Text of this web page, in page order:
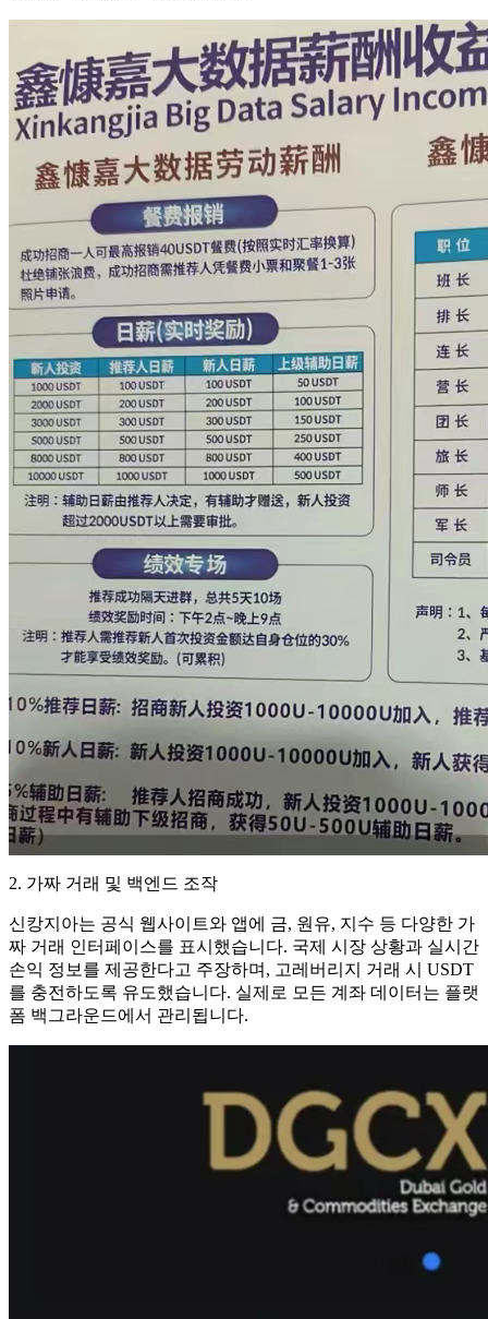
2. 가짜 거래 및 백엔드 조작
신캉지아는 공식 웹사이트와 앱에 금, 원유, 지수 등 다양한 가
짜 거래 인터페이스를 표시했습니다. 국제 시장 상황과 실시간
손익 정보를 제공한다고 주장하며, 고레버리지 거래 시 USDT
를 충전하도록 유도했습니다. 실제로 모든 계좌 데이터는 플랫
폼 백그라운드에서 관리됩니다.